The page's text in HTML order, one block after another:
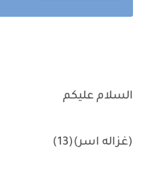
السلام عليكم
(غزاله اسر)(13)